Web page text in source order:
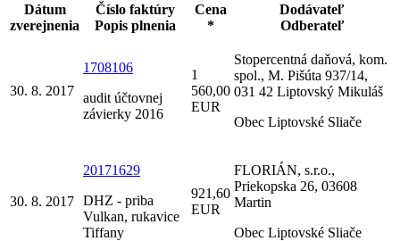
Dátum
zverejnenia
Číslo faktúry
Popis plnenia
Cena
*
Dodávateľ
Odberateľ
30. 8. 2017
1708106
audit účtovnej
závierky 2016
1
560,00
EUR
Stopercentná daňová, kom.
spol., M. Pišúta 937/14,
031 42 Liptovský Mikuláš
Obec Liptovské Sliače
30. 8. 2017
20171629
DHZ - priba
Vulkan, rukavice
Tiffany
921,60
EUR
FLORIÁN, s.r.o.,
Priekopska 26, 03608
Martin
Obec Liptovské Sliače